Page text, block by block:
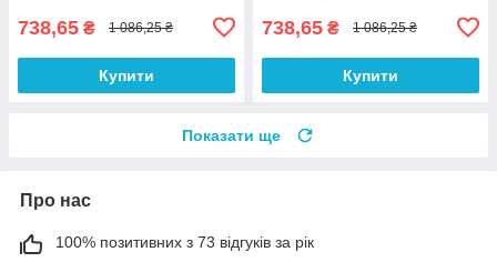
738,65 ₴ 1 086,25 ₴
Купити
738,65 ₴ 1 086,25 ₴
Купити
Показати ще
Про нас
100% позитивних з 73 відгуків за рік